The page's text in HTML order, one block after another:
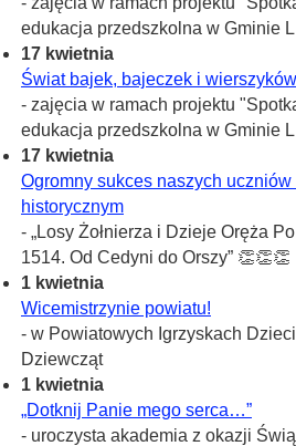
edukacja przedszkolna w Gminie
17 kwietnia
Świat bajek, bajeczek i wierszyków
- zajęcia w ramach projektu
edukacja przedszkolna w Gminie
17 kwietnia
Ogromny sukces naszych
historycznym
- „Losy Żołnierza i Dzieje Oręża
1514. Od Cedyni do Orszy” 👏👏👏
1 kwietnia
Wicemistrzynie powiatu!
- w Powiatowych Igrzyskach
Dziewcząt
1 kwietnia
„Dotknij Panie mego serca…”
- uroczysta akademia z okazji